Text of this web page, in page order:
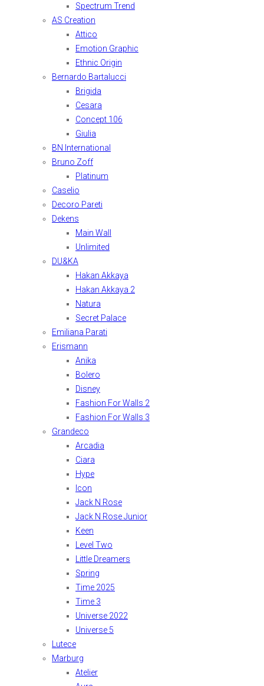
Spectrum Trend
AS Creation
Attico
Emotion Graphic
Ethnic Origin
Bernardo Bartalucci
Brigida
Cesara
Concept 106
Giulia
BN International
Bruno Zoff
Platinum
Caselio
Decoro Pareti
Dekens
Main Wall
Unlimited
DU&KA
Hakan Akkaya
Hakan Akkaya 2
Natura
Secret Palace
Emiliana Parati
Erismann
Anika
Bolero
Disney
Fashion For Walls 2
Fashion For Walls 3
Grandeco
Arcadia
Ciara
Hype
Icon
Jack N Rose
Jack N Rose Junior
Keen
Level Two
Little Dreamers
Spring
Time 2025
Time 3
Universe 2022
Universe 5
Lutece
Marburg
Atelier